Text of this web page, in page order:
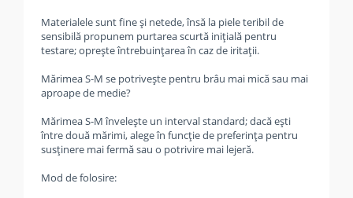
Materialele sunt fine și netede, însă la piele teribil de
sensibilă propunem purtarea scurtă inițială pentru
testare; oprește întrebuințarea în caz de iritații.
Mărimea S-M se potrivește pentru brâu mai mică sau mai
aproape de medie?
Mărimea S-M învelește un interval standard; dacă ești
între două mărimi, alege în funcție de preferința pentru
susținere mai fermă sau o potrivire mai lejeră.
Mod de folosire: